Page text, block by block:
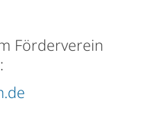
Förderverein